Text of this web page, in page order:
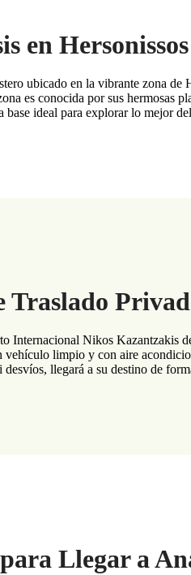
en Hersonissos
ubicado en la vibrante zona
es conocida por sus hermosas
ideal para explorar lo mejor
Traslado
Internacional Nikos Kazantzakis
limpio y con aire
llegará a su destino de
Llegar a